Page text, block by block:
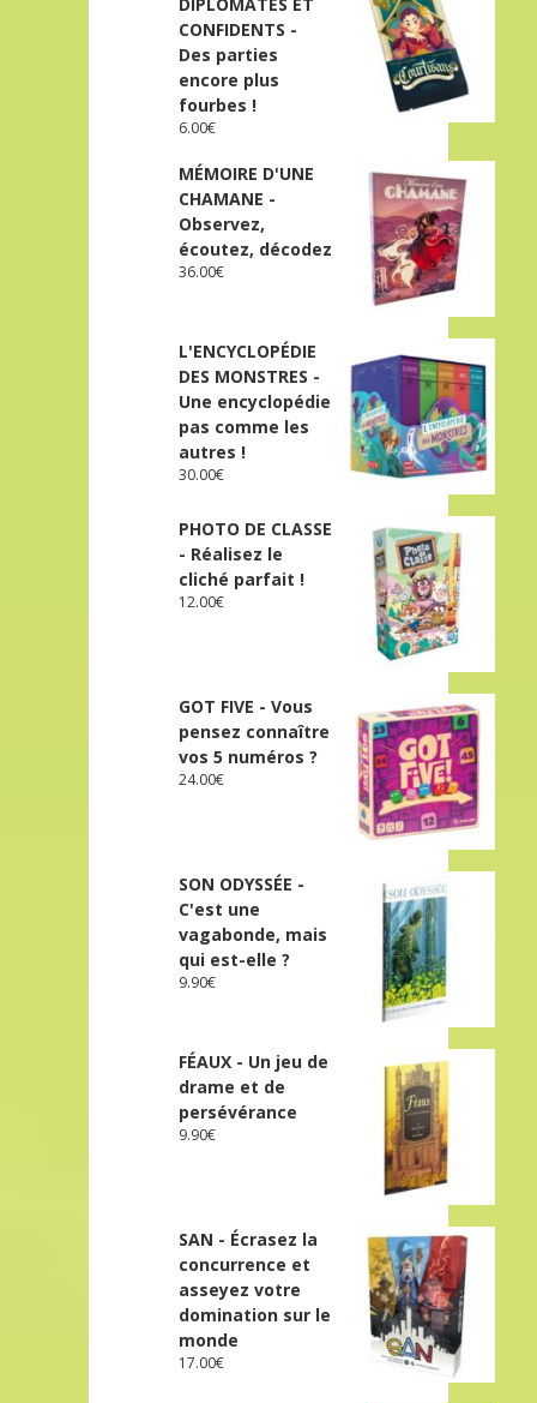
CONFIDENTS -
Des parties
encore plus
fourbes !
6.00€
MÉMOIRE D'UNE
CHAMANE -
Observez,
écoutez, décodez
36.00€
L'ENCYCLOPÉDIE
DES MONSTRES -
Une encyclopédie
pas comme les
autres !
30.00€
PHOTO DE CLASSE
- Réalisez le
cliché parfait !
12.00€
GOT FIVE - Vous
pensez connaître
vos 5 numéros ?
24.00€
SON ODYSSÉE -
C'est une
vagabonde, mais
qui est-elle ?
9.90€
FÉAUX - Un jeu de
drame et de
persévérance
9.90€
SAN - Écrasez la
concurrence et
asseyez votre
domination sur le
monde
17.00€